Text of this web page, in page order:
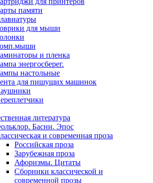
памяти
для мыши
и пленка
энергосберег.
настольные
для пишущих машинок
литература
Басни. Эпос
и современная проза
Российская проза
Зарубежная проза
Афоризмы. Цитаты
Сборники классической и
современной прозы